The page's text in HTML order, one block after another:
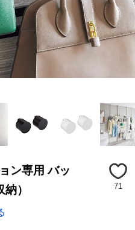
ン専用 バッ
）
71